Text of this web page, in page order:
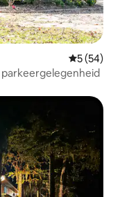
5 (54)